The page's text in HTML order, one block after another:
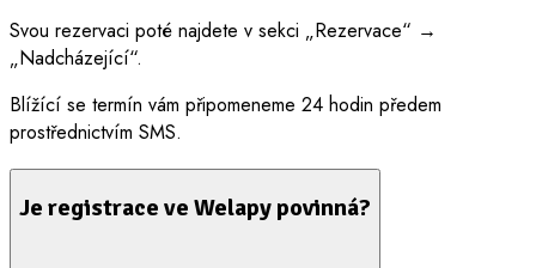
Svou rezervaci poté najdete v sekci „Rezervace“ →
„Nadcházející“.
Blížící se termín vám připomeneme 24 hodin předem
prostřednictvím SMS.
Je registrace ve Welapy povinná?